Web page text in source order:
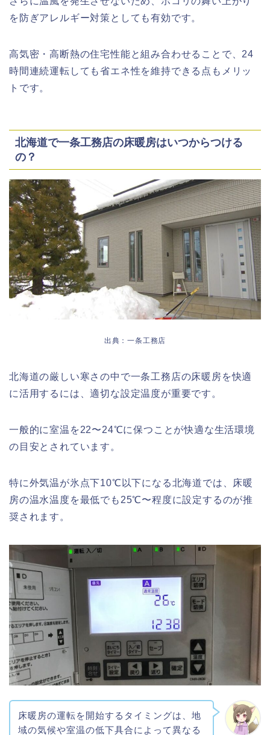
を防ぎアレルギー対策としても有効です。
高気密・高断熱の住宅性能と組み合わせることで、24
時間連続運転しても省エネ性を維持できる点もメリッ
トです。
北海道で一条工務店の床暖房はいつからつける
の？
出典：一条工務店
北海道の厳しい寒さの中で一条工務店の床暖房を快適
に活用するには、適切な設定温度が重要です。
一般的に室温を22〜24℃に保つことが快適な生活環境
の目安とされています。
特に外気温が氷点下10℃以下になる北海道では、床暖
房の温水温度を最低でも25℃〜程度に設定するのが推
奨されます。
床暖房の運転を開始するタイミングは、地
域の気候や室温の低下具合によって異なる